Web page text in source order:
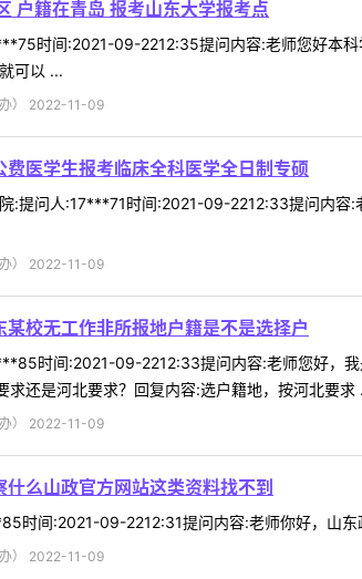
户籍在青岛 报考山东大学报考点
时间:2021-09-2212:35提问内容:老师您好本
可以 ...
） 2022-11-09
医学生报考临床全科医学全日制专硕
:提问人:17***71时间:2021-09-2212:33提问内容
） 2022-11-09
校无工作非所报地户籍是不是选择户
时间:2021-09-2212:33提问内容:老师您好，
求还是河北要求？回复内容:选户籍地，按河北要求
） 2022-11-09
么山政官方网站这类资料找不到
时间:2021-09-2212:31提问内容:老师你好，山
） 2022-11-09